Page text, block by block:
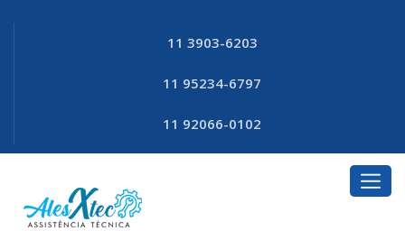
11 3903-6203
11 95234-6797
11 92066-0102